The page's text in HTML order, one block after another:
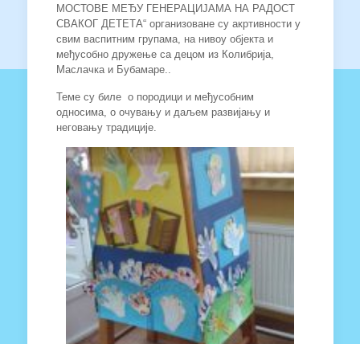
МОСТОВЕ МЕЂУ ГЕНЕРАЦИЈАМА НА РАДОСТ
СВАКОГ ДЕТЕТА“ организоване су акртивности у
свим васпитним групама, на нивоу објекта и
међусобно дружење са децом из Колибрија,
Маслачка и Бубамаре..
Теме су биле о породици и међусобним
односима, о очувању и даљем развијању и
неговању традиције.